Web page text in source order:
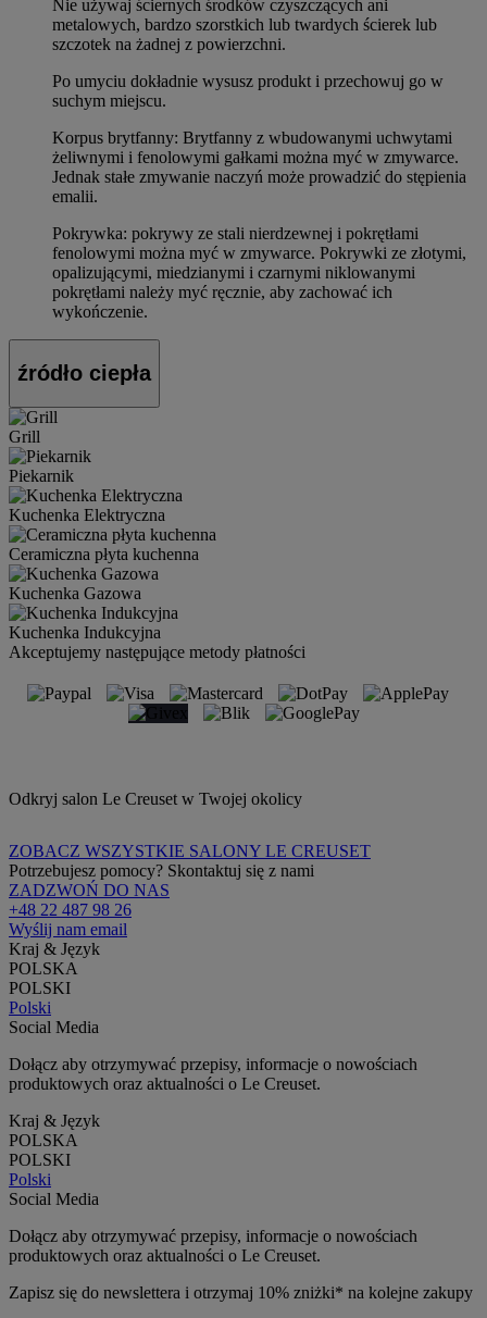
Nie używaj ściernych środków czyszczących ani
metalowych, bardzo szorstkich lub twardych ścierek lub
szczotek na żadnej z powierzchni.
Po umyciu dokładnie wysusz produkt i przechowuj go w
suchym miejscu.
Korpus brytfanny: Brytfanny z wbudowanymi uchwytami
żeliwnymi i fenolowymi gałkami można myć w zmywarce.
Jednak stałe zmywanie naczyń może prowadzić do stępienia
emalii.
Pokrywka: pokrywy ze stali nierdzewnej i pokrętłami
fenolowymi można myć w zmywarce. Pokrywki ze złotymi,
opalizującymi, miedzianymi i czarnymi niklowanymi
pokrętłami należy myć ręcznie, aby zachować ich
wykończenie.
źródło ciepła
Grill
Piekarnik
Kuchenka Elektryczna
Ceramiczna płyta kuchenna
Kuchenka Gazowa
Kuchenka Indukcyjna
Akceptujemy następujące metody płatności
Odkryj salon Le Creuset w Twojej okolicy
ZOBACZ WSZYSTKIE SALONY LE CREUSET
Potrzebujesz pomocy? Skontaktuj się z nami
ZADZWOŃ DO NAS
+48 22 487 98 26
Wyślij nam email
Kraj & Język
POLSKA
POLSKI
Polski
Social Media
Dołącz aby otrzymywać przepisy, informacje o nowościach
produktowych oraz aktualności o Le Creuset.
Kraj & Język
POLSKA
POLSKI
Polski
Social Media
Dołącz aby otrzymywać przepisy, informacje o nowościach
produktowych oraz aktualności o Le Creuset.
Zapisz się do newslettera i otrzymaj 10% zniżki* na kolejne zakupy